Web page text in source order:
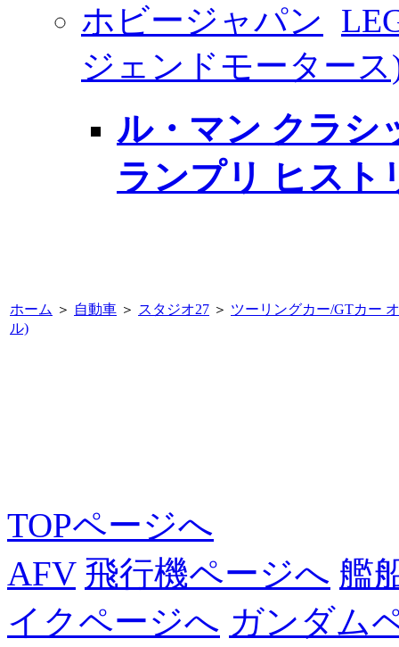
ホビージャパン
ジェンドモータース
ル・マン クラシ
ランプリ ヒスト
ホーム ＞ 自動車 ＞ スタジオ27 ＞ ツーリングカー/GTカー
ル)
TOPページへ
AFV 飛行機ページへ 艦
イクページへ ガンダム